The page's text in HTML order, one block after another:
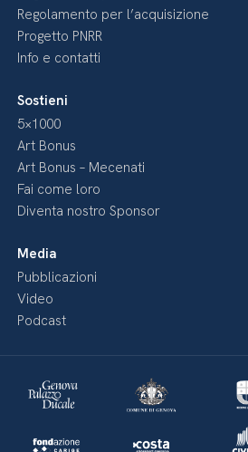
Regolamento per l’acquisizione
Progetto PNRR
Info e contatti
Sostieni
5×1000
Art Bonus
Art Bonus – Mecenati
Fai come loro
Diventa nostro Sponsor
Media
Pubblicazioni
Video
Podcast